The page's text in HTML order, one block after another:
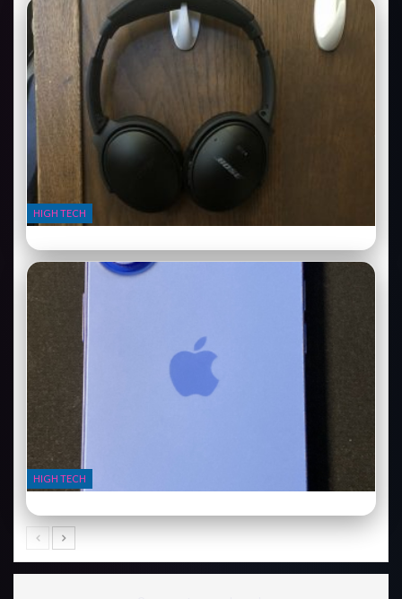
HIGH TECH
HIGH TECH